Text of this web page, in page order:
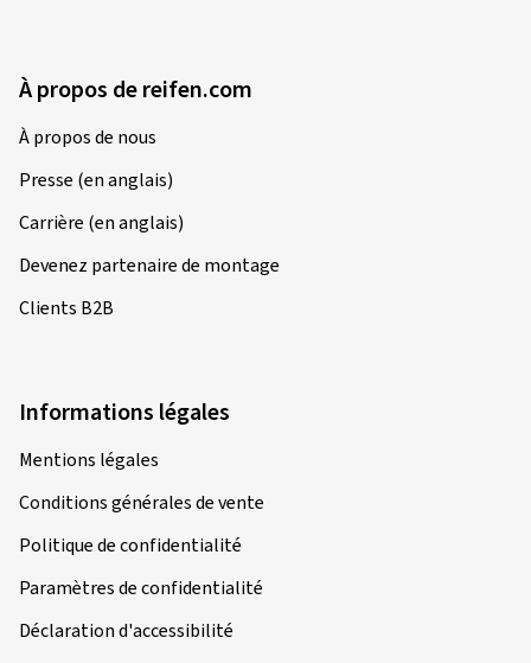
À propos de reifen.com
À propos de nous
Presse (en anglais)
Carrière (en anglais)
Devenez partenaire de montage
Clients B2B
Informations légales
Mentions légales
Conditions générales de vente
Politique de confidentialité
Paramètres de confidentialité
Déclaration d'accessibilité